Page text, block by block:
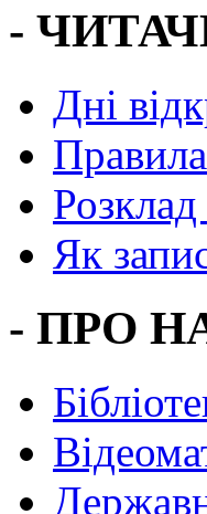
-
Дні
Як
- ПРО